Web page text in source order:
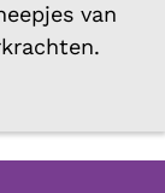
van